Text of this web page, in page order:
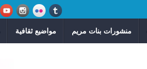
منشورات بنات مريم مواضيع ثقافية